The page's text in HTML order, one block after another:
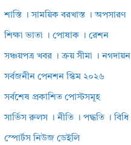
শাস্তি । সাময়িক বরখাস্ত । অপসারণ
শিক্ষা ভাতা । পোষাক । রেশন
সঞ্চয়পত্র খবর । ক্রয় সীমা । নগদায়ন
সর্বজনীন পেনশন স্কিম ২০২৬
সর্বশেষ প্রকাশিত পোস্টসমূহ
সার্ভিস রুলস । নীতি । পদ্ধতি । বিধি
স্পোর্টস নিউজ ডেইলি